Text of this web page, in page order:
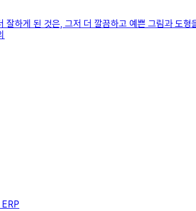
잘하게 된 것은, 그저 더 깔끔하고 예쁜 그림과 도
ERP